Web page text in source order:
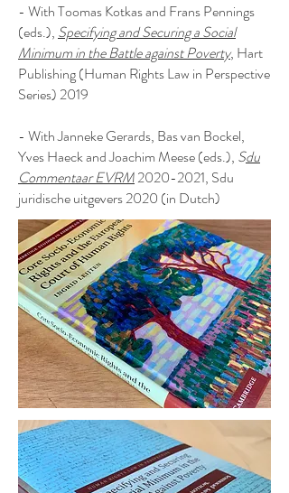
- With Toomas Kotkas and Frans Pennings
(eds.), Specifying and Securing a Social
Minimum in the Battle against Poverty, Hart
Publishing (Human Rights Law in Perspective
Series) 2019
- With Janneke Gerards, Bas van Bockel,
Yves Haeck and Joachim Meese (eds.), Sdu
Commentaar EVRM2020-2021, Sdu
juridische uitgevers 2020 (in Dutch)